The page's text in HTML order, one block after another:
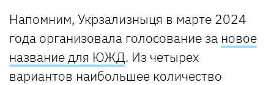
Напомним, Укрзализныця в марте 2024
года организовала голосование за новое
название для ЮЖД. Из четырех
вариантов наибольшее количество